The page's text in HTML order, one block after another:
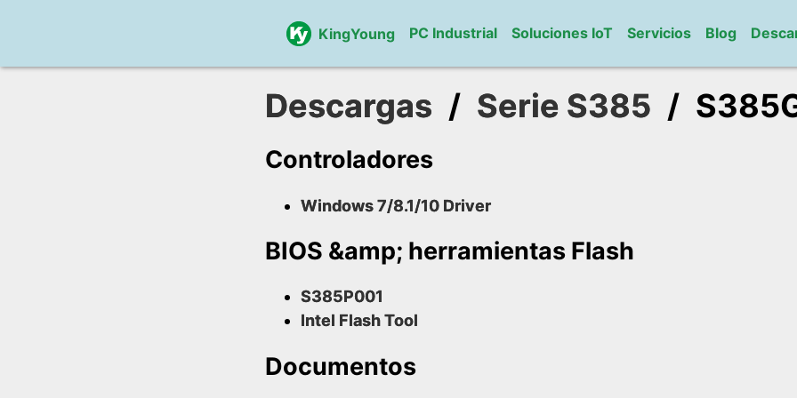
KingYoung PC Industrial Soluciones IoT Servicios Blog
Descargas / Serie S385 /
Controladores
Windows 7/8.1/10 Driver
BIOS &amp; herramientas Flash
S385P001
Intel Flash Tool
Documentos